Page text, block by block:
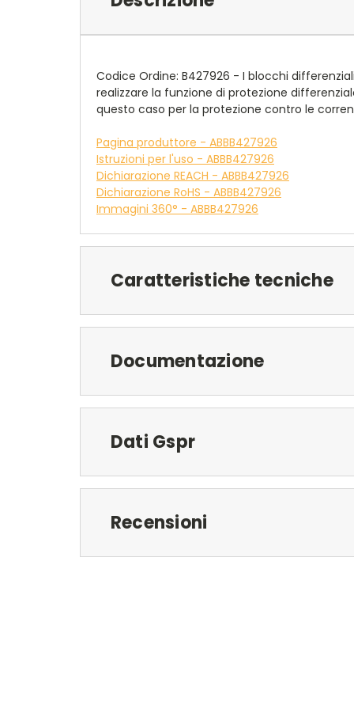
Codice Ordine: B427926 - I blocchi
realizzare la funzione di protezione
questo caso per la protezione contro le
Pagina produttore - ABBB427926
Istruzioni per l'uso - ABBB427926
Dichiarazione REACH - ABBB427926
Dichiarazione RoHS - ABBB427926
Immagini 360° - ABBB427926
Caratteristiche tecniche
Documentazione
Dati Gspr
Recensioni